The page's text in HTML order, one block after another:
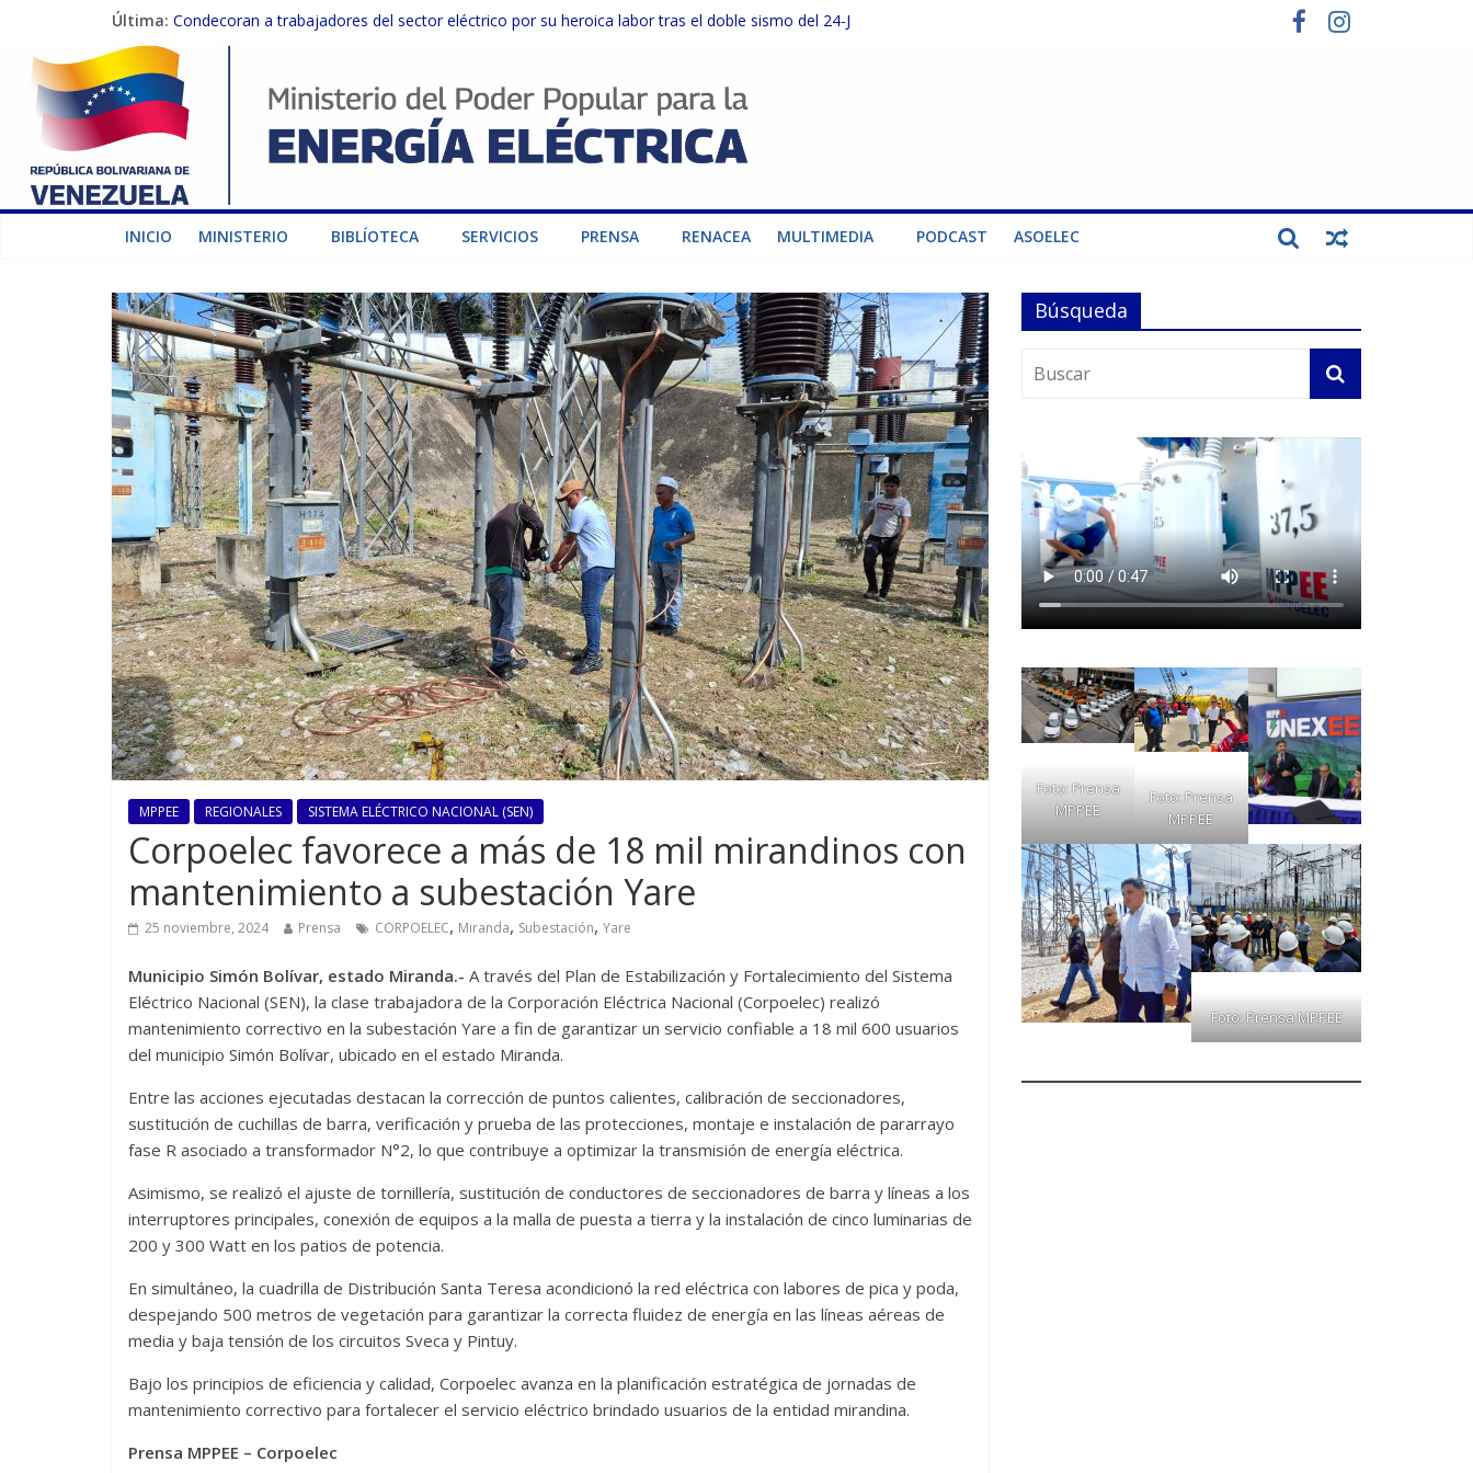
Última: Condecoran a trabajadores del sector eléctrico por su heroica labor tras el doble sismo del 24-J
Gobierno Nacional coordina acciones con el sector privado para fortalecer el SEN ante el «Súper Niño»
Inspeccionan trabajos de rehabilitación en instalaciones del SEN en Carabobo
Gobierno Nacional activa plan preventivo para fortalecer el SEN ante el fenómeno de El Niño
Termocarabobo recupera el 50% de su capacidad de generación para fortalecer el SEN
INICIO MINISTERIO BIBLÍOTECA SERVICIOS PRENSA RENACEA MULTIMEDIA PODCAST ASOELEC
MPPEE REGIONALES SISTEMA ELÉCTRICO NACIONAL (SEN)
Corpoelec favorece a más de 18 mil mirandinos con
mantenimiento a subestación Yare
25 noviembre, 2024 Prensa CORPOELEC, Miranda, Subestación, Yare
Municipio Simón Bolívar, estado Miranda.- A través del Plan de Estabilización y Fortalecimiento del Sistema
Eléctrico Nacional (SEN), la clase trabajadora de la Corporación Eléctrica Nacional (Corpoelec) realizó
mantenimiento correctivo en la subestación Yare a fin de garantizar un servicio confiable a 18 mil 600 usuarios
del municipio Simón Bolívar, ubicado en el estado Miranda.
Entre las acciones ejecutadas destacan la corrección de puntos calientes, calibración de seccionadores,
sustitución de cuchillas de barra, verificación y prueba de las protecciones, montaje e instalación de pararrayo
fase R asociado a transformador N°2, lo que contribuye a optimizar la transmisión de energía eléctrica.
Asimismo, se realizó el ajuste de tornillería, sustitución de conductores de seccionadores de barra y líneas a los
interruptores principales, conexión de equipos a la malla de puesta a tierra y la instalación de cinco luminarias de
200 y 300 Watt en los patios de potencia.
En simultáneo, la cuadrilla de Distribución Santa Teresa acondicionó la red eléctrica con labores de pica y poda,
despejando 500 metros de vegetación para garantizar la correcta fluidez de energía en las líneas aéreas de
media y baja tensión de los circuitos Sveca y Pintuy.
Bajo los principios de eficiencia y calidad, Corpoelec avanza en la planificación estratégica de jornadas de
mantenimiento correctivo para fortalecer el servicio eléctrico brindado usuarios de la entidad mirandina.
Prensa MPPEE – Corpoelec
Búsqueda
Foto: Prensa
MPPEE
Foto: Prensa
MPPEE
Foto: Prensa MPPEE